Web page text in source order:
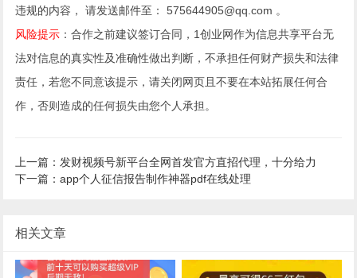
违规的内容， 请发送邮件至： 575644905@qq.com 。
风险提示 ：合作之前建议签订合同，1创业网作为信息共享平台无
法对信息的真实性及准确性做出判断，不承担任何财产损失和法律
责任，若您不同意该提示，请关闭网页且不要在本站拓展任何合
作，否则造成的任何损失由您个人承担。
上一篇：发财视频号新平台全网首发官方直招代理，十分给力
下一篇：app个人征信报告制作神器pdf在线处理
相关文章